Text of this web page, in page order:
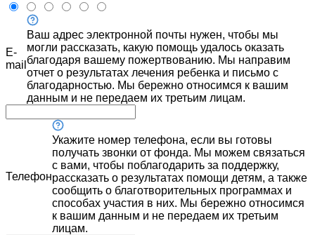
E-
mail
Ваш адрес электронной почты нужен, чтобы мы
могли рассказать, какую помощь удалось оказать
благодаря вашему пожертвованию. Мы направим
отчет о результатах лечения ребенка и письмо с
благодарностью. Мы бережно относимся к вашим
данным и не передаем их третьим лицам.
Телефон
Укажите номер телефона, если вы готовы
получать звонки от фонда. Мы можем связаться
с вами, чтобы поблагодарить за поддержку,
рассказать о результатах помощи детям, а также
сообщить о благотворительных программах и
способах участия в них. Мы бережно относимся
к вашим данным и не передаем их третьим
лицам.